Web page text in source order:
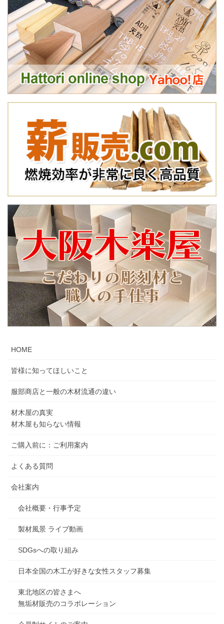
HOME
皆様に知ってほしいこと
服部商店と一般の木材流通の違い
材木屋の真実
材木屋も知らない情報
ご購入前に：ご利用案内
よくある質問
会社案内
会社概要・行事予定
製材風景 ライブ動画
SDGsへの取り組み
日本全国の木工が好きな女性スタッフ募集
東北地区の皆さまへ
無垢材販売のコラボレーション